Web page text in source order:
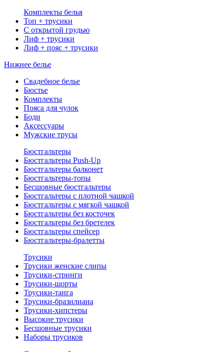
Комплекты белья
Топ + трусики
С открытой грудью
Лиф + трусики
Лиф + пояс + трусики
Нижнее белье
Свадебное белье
Бюстье
Комплекты
Пояса для чулок
Боди
Аксессуары
Мужские трусы
Бюстгальтеры
Бюстгальтеры Push-Up
Бюстгальтеры балконет
Бюстгальтеры-топы
Бесшовные бюстгальтеры
Бюстгальтеры с плотной чашкой
Бюстгальтеры с мягкой чашкой
Бюстгальтеры без косточек
Бюстгальтеры без бретелек
Бюстгальтеры спейсер
Бюстгальтеры-бралетты
Трусики
Трусики женские слипы
Трусики-стринги
Трусики-шорты
Трусики-танга
Трусики-бразилиана
Трусики-хипстеры
Высокие трусики
Бесшовные трусики
Наборы трусиков